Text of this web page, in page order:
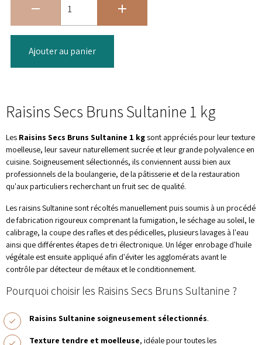
Ajouter au panier
Raisins Secs Bruns Sultanine 1 kg
Les Raisins Secs Bruns Sultanine 1 kgsont appréciés pour leur texture
moelleuse, leur saveur naturellement sucrée et leur grande polyvalence en
cuisine. Soigneusement sélectionnés, ils conviennent aussi bien aux
professionnels de la boulangerie, de la pâtisserie et de la restauration
qu'aux particuliers recherchant un fruit sec de qualité.
Les raisins Sultanine sont récoltés manuellement puis soumis à un procédé
de fabrication rigoureux comprenant la fumigation, le séchage au soleil, le
calibrage, la coupe des rafles et des pédicelles, plusieurs lavages à l'eau
ainsi que différentes étapes de tri électronique. Un léger enrobage d'huile
végétale est ensuite appliqué afin d'éviter les agglomérats avant le
contrôle par détecteur de métaux et le conditionnement.
Pourquoi choisir les Raisins Secs Bruns Sultanine ?
Raisins Sultanine soigneusement sélectionnés.
Texture tendre et moelleuse, idéale pour toutes les